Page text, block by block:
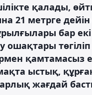
қалады,
21 метрге
бар
қамтамасыз
ыстық,
жағдай